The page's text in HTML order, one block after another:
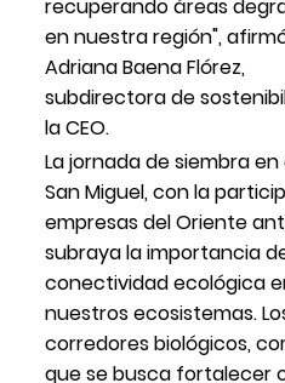
recuperando áreas
en nuestra región",
Adriana Baena Flórez,
subdirectora de
la CEO.
La jornada de siembra en
San Miguel, con la
empresas del Oriente
subraya la importancia
conectividad ecológica
nuestros ecosistemas.
corredores biológicos,
que se busca fortalecer